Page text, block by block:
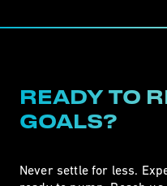
READY TO
GOALS?
Never settle for less.